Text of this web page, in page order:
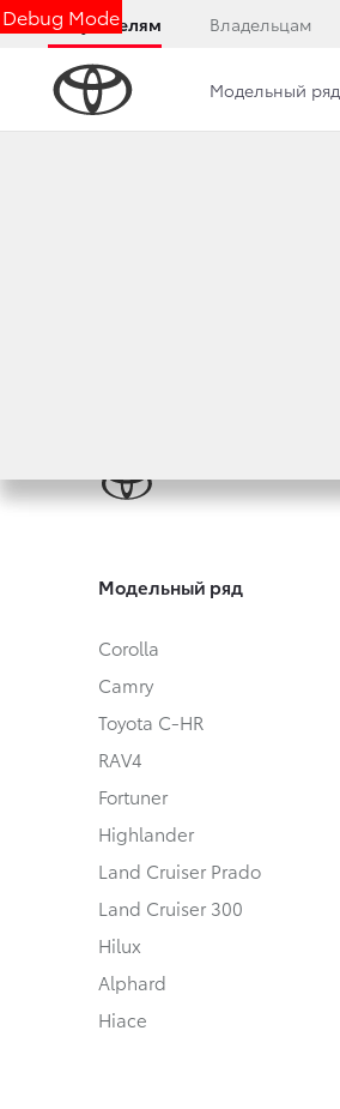
Debug Mode
Покупателям Владельцам
Модельный ряд
Модельный ряд
Corolla
Camry
Toyota C-HR
RAV4
Fortuner
Highlander
Land Cruiser Prado
Land Cruiser 300
Hilux
Alphard
Hiace